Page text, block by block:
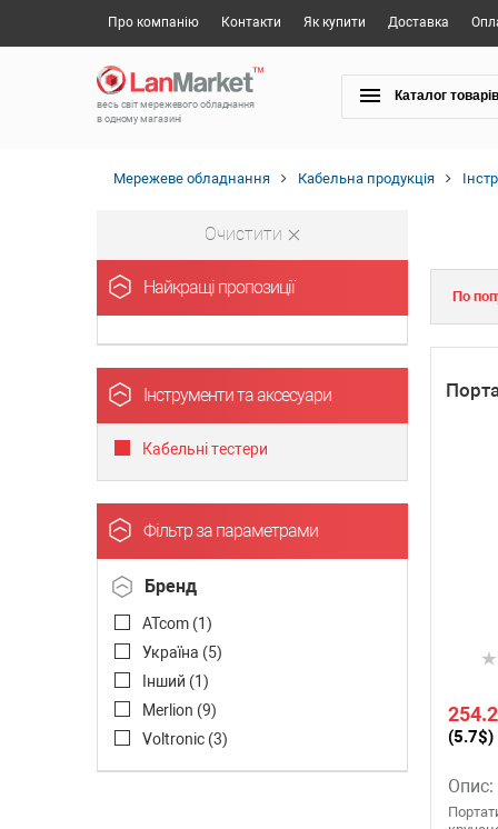
Про компанію Контакти Як купити Доставка
весь світ мережевого обладнання
в одному магазині
Каталог товарів
Мережеве обладнання Кабельна продукція
Очистити
Найкращі пропозиції
Інструменти та аксесуари
Кабельні тестери
Фільтр за параметрами
Бренд
ATcom (1)
Україна (5)
Інший (1)
Merlion (9)
Voltronic (3)
По
(5.7$)
Опис: